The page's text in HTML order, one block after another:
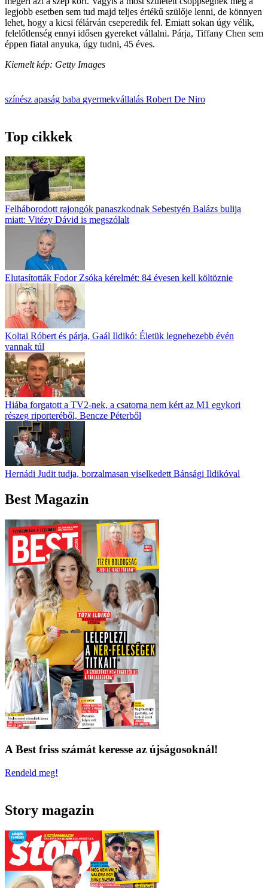
legjobb esetben sem tud majd teljes értékű szülője lenni, de könnyen
lehet, hogy a kicsi félárván cseperedik fel. Emiatt sokan úgy vélik,
felelőtlenség ennyi idősen gyereket vállalni. Párja, Tiffany Chen sem
éppen fiatal anyuka, úgy tudni, 45 éves.
Kiemelt kép: Getty Images
színész apaság baba gyermekvállalás Robert De Niro
Top cikkek
Felháborodott rajongók panaszkodnak Sebestyén Balázs bulija
miatt: Vitézy Dávid is megszólalt
Elutasították Fodor Zsóka kérelmét: 84 évesen kell költöznie
Koltai Róbert és párja, Gaál Ildikó: Életük legnehezebb évén
vannak túl
Hiába forgatott a TV2-nek, a csatorna nem kért az M1 egykori
részeg riporteréből, Bencze Péterből
Hernádi Judit tudja, borzalmasan viselkedett Bánsági Ildikóval
Best Magazin
A Best friss számát keresse az újságosoknál!
Rendeld meg!
Story magazin